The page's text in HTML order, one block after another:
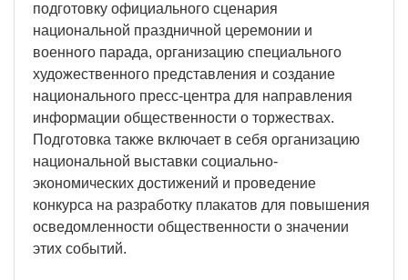
подготовку официального сценария
национальной праздничной церемонии и
военного парада, организацию специального
художественного представления и создание
национального пресс-центра для направления
информации общественности о торжествах.
Подготовка также включает в себя организацию
национальной выставки социально-
экономических достижений и проведение
конкурса на разработку плакатов для повышения
осведомленности общественности о значении
этих событий.